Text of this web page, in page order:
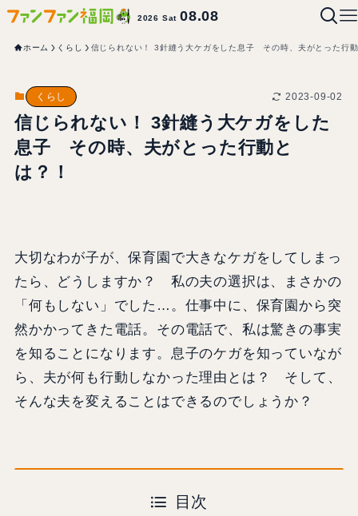
2026 Sat08.08
ホーム くらし 信じられない！ 3針縫う大ケガをした息子 その時、夫がとった行
くらし 2023-09-02
信じられない！ 3針縫う大ケガをした
息子 その時、夫がとった行動と
は？！
大切なわが子が、保育園で大きなケガをしてしまっ
たら、どうしますか？ 私の夫の選択は、まさかの
「何もしない」でした…。仕事中に、保育園から突
然かかってきた電話。その電話で、私は驚きの事実
を知ることになります。息子のケガを知っていなが
ら、夫が何も行動しなかった理由とは？ そして、
そんな夫を変えることはできるのでしょうか？
目次